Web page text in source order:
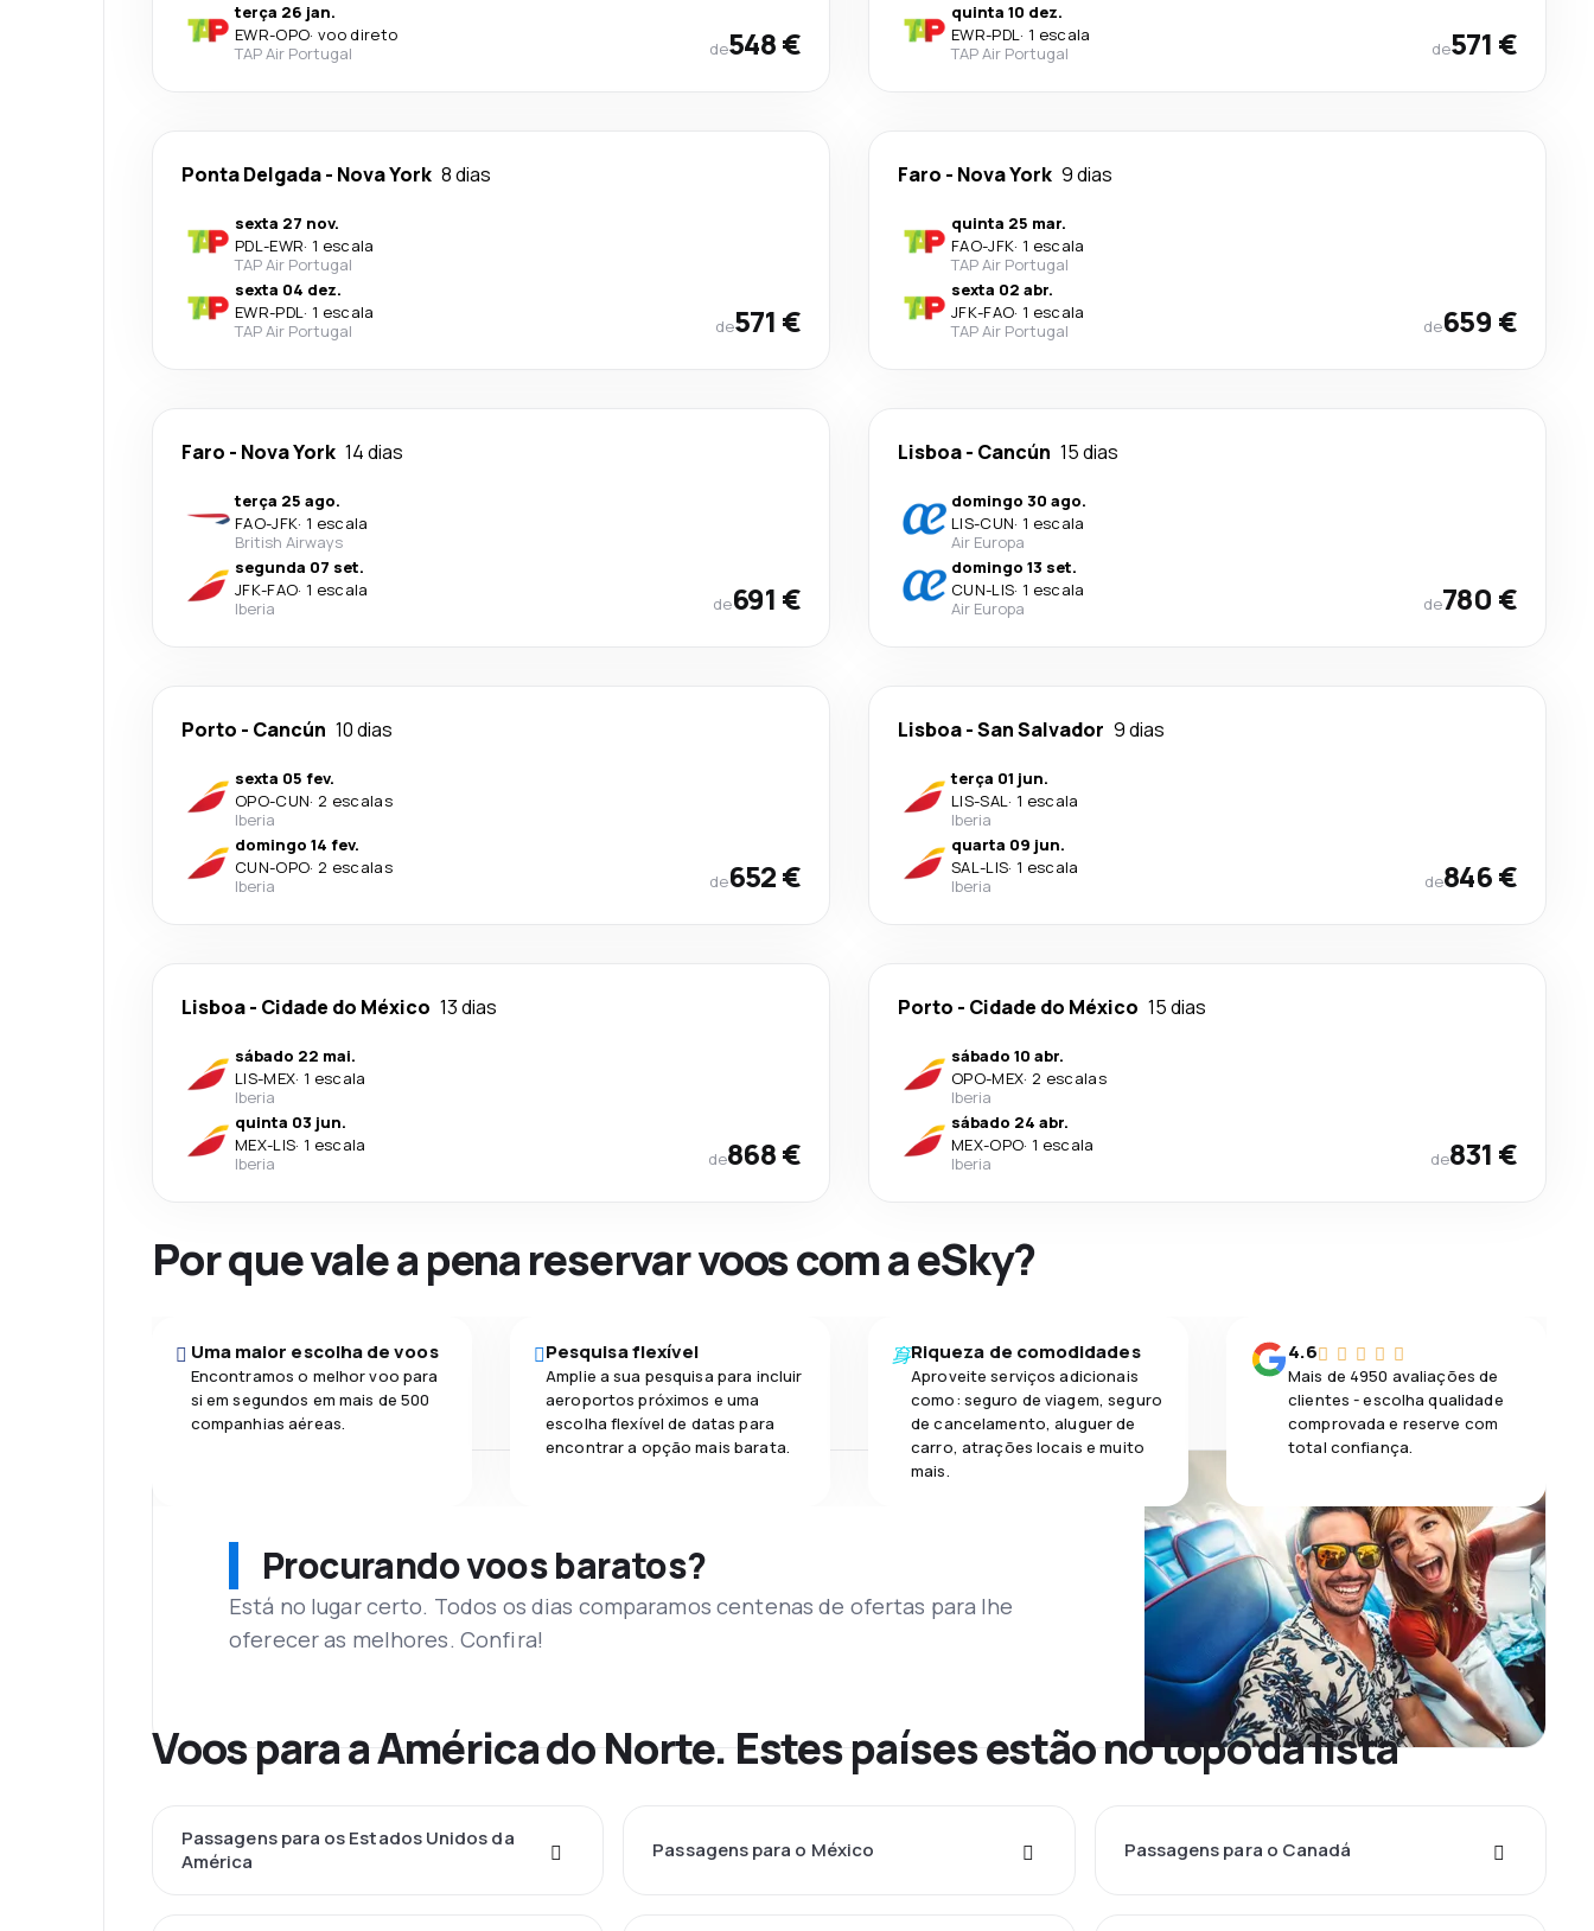
terça 26 jan.
EWR-OPO· voo direto
TAP Air Portugal
de548 €
quinta 10 dez.
EWR-PDL· 1 escala
TAP Air Portugal
de571 €
Ponta Delgada- Nova York 8 dias
sexta 27 nov.
PDL-EWR· 1 escala
TAP Air Portugal
sexta 04 dez.
EWR-PDL· 1 escala
TAP Air Portugal
de571 €
Faro - Nova York 9 dias
quinta 25 mar.
FAO-JFK· 1 escala
TAP Air Portugal
sexta 02 abr.
JFK-FAO· 1 escala
TAP Air Portugal
de659 €
Faro - Nova York 14 dias
terça 25 ago.
FAO-JFK· 1 escala
British Airways
segunda 07 set.
JFK-FAO· 1 escala
Iberia
de691 €
Lisboa- Cancún 15 dias
domingo 30 ago.
LIS-CUN· 1 escala
Air Europa
domingo 13 set.
CUN-LIS· 1 escala
Air Europa
de780 €
Porto - Cancún 10 dias
sexta 05 fev.
OPO-CUN· 2 escalas
Iberia
domingo 14 fev.
CUN-OPO· 2 escalas
Iberia
de652 €
Lisboa-San Salvador 9 dias
terça 01 jun.
LIS-SAL· 1 escala
Iberia
quarta 09 jun.
SAL-LIS· 1 escala
Iberia
de846 €
Lisboa- Cidade do México 13 dias
sábado 22 mai.
LIS-MEX· 1 escala
Iberia
quinta 03 jun.
MEX-LIS· 1 escala
Iberia
de868 €
Porto - Cidade do México 15 dias
sábado 10 abr.
OPO-MEX· 2 escalas
Iberia
sábado 24 abr.
MEX-OPO· 1 escala
Iberia
de831 €
Por que vale a pena reservar voos com a eSky?
Uma maior escolha de voos
Encontramos o melhor voo para
si em segundos em mais de 500
companhias aéreas.
Pesquisa flexível
Amplie a sua pesquisa para incluir
aeroportos próximos e uma
escolha flexível de datas para
encontrar a opção mais barata.
Riqueza de comodidades
Aproveite serviços adicionais
como: seguro de viagem, seguro
de cancelamento, aluguer de
carro, atrações locais e muito
mais.
4.6
Mais de 4950 avaliações de
clientes - escolha qualidade
comprovada e reserve com
total confiança.
Procurando voos baratos?
Está no lugar certo. Todos os dias comparamos centenas de ofertas para lhe
oferecer as melhores. Confira!
Voos para a América do Norte. Estes países estão no topo da lista
Passagens para os Estados Unidos da
América
Passagens para o México Passagens para o Canadá